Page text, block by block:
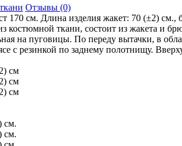
Отзывы (0)
170 см. Длина изделия жакет: 70 (±2) см.,
костюмной ткани, состоит из жакета и
на пуговицы. По переду вытачки, в
с резинкой по заднему полотнищу.
см
см
см
см.
см.